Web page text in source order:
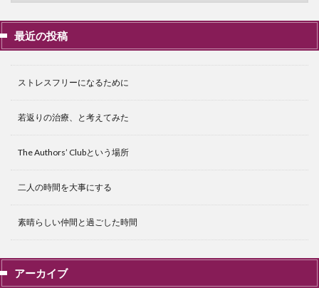
最近の投稿
ストレスフリーになるために
若返りの治療、と考えてみた
The Authors’ Clubという場所
二人の時間を大事にする
素晴らしい仲間と過ごした時間
アーカイブ